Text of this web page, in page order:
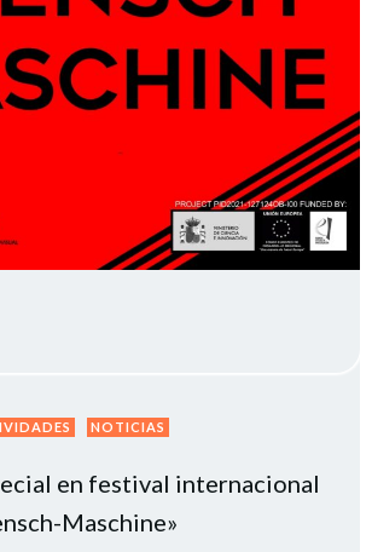
NOTICIAS
en festival internacional
Maschine»